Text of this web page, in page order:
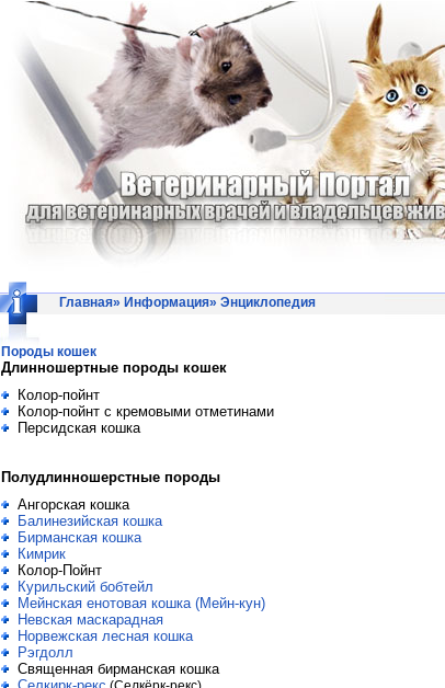
Главная» Информация» Энциклопедия
Породы кошек
Длинношертные породы кошек
Колор-пойнт
Колор-пойнт с кремовыми отметинами
Персидская кошка
Полудлинношерстные породы
Ангорская кошка
Балинезийская кошка
Бирманская кошка
Кимрик
Колор-Пойнт
Курильский бобтейл
Мейнская енотовая кошка (Мейн-кун)
Невская маскарадная
Норвежская лесная кошка
Рэгдолл
Священная бирманская кошка